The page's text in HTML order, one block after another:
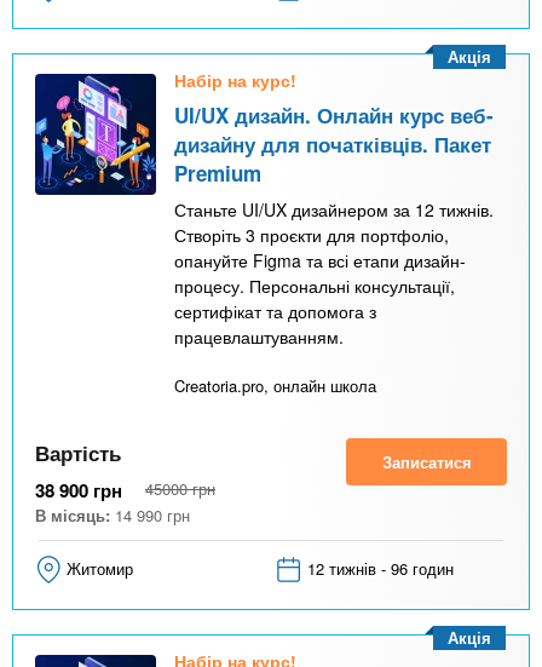
Набір на курс!
UI/UX дизайн. Онлайн курс веб-
дизайну для початківців. Пакет
Premium
Станьте UI/UX дизайнером за 12 тижнів.
Створіть 3 проєкти для портфоліо,
опануйте Figma та всі етапи дизайн-
процесу. Персональні консультації,
сертифікат та допомога з
працевлаштуванням.
Creatoria.pro, онлайн школа
Акція
Вартість
38 900 грн 45000 грн
В місяць: 14 990 грн
Записатися
Житомир 12 тижнів - 96 годин
Набір на курс!
Акція